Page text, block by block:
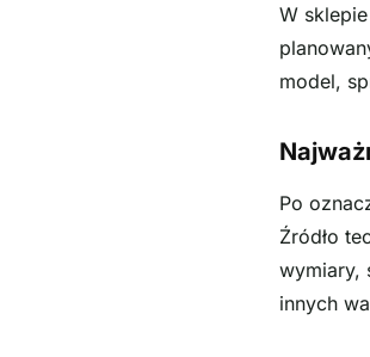
W
model,
Po
Źródło
wymiary,
innych